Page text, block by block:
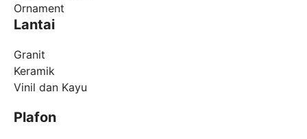
Ornament
Lantai
Granit
Keramik
Vinil dan Kayu
Plafon